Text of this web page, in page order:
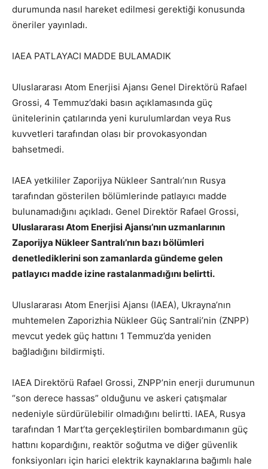
durumunda nasıl hareket edilmesi gerektiği konusunda
öneriler yayınladı.
IAEA PATLAYACI MADDE BULAMADIK
Uluslararası Atom Enerjisi Ajansı Genel Direktörü Rafael
Grossi, 4 Temmuz’daki basın açıklamasında güç
ünitelerinin çatılarında yeni kurulumlardan veya Rus
kuvvetleri tarafından olası bir provokasyondan
bahsetmedi.
IAEA yetkililer Zaporijya Nükleer Santralı’nın Rusya
tarafından gösterilen bölümlerinde patlayıcı madde
bulunamadığını açıkladı. Genel Direktör Rafael Grossi,
Uluslararası Atom Enerjisi Ajansı’nın uzmanlarının
Zaporijya Nükleer Santralı’nın bazı bölümleri
denetlediklerini son zamanlarda gündeme gelen
patlayıcı madde izine rastalanmadığını belirtti.
Uluslararası Atom Enerjisi Ajansı (IAEA), Ukrayna’nın
muhtemelen Zaporizhia Nükleer Güç Santrali’nin (ZNPP)
mevcut yedek güç hattını 1 Temmuz’da yeniden
bağladığını bildirmişti.
IAEA Direktörü Rafael Grossi, ZNPP’nin enerji durumunun
“son derece hassas” olduğunu ve askeri çatışmalar
nedeniyle sürdürülebilir olmadığını belirtti. IAEA, Rusya
tarafından 1 Mart’ta gerçekleştirilen bombardımanın güç
hattını kopardığını, reaktör soğutma ve diğer güvenlik
fonksiyonları için harici elektrik kaynaklarına bağımlı hale